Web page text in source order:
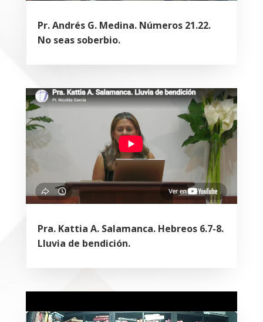
Pr. Andrés G. Medina. Números 21.22.
No seas soberbio.
Pra. Kattia A. Salamanca. Hebreos 6.7-8.
Lluvia de bendición.